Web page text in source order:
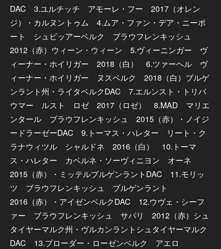
DAC 3.ユルチッチ アモーレ・フー 2017（オレン
ジ）・カルヌントゥム 4.ムア・ファン・デア・ニーポ
ート シュピッアーベルク ブラウフレンキッシュ
2012（赤）ウィーン・ウィーン 5.ヴィーニンガー ヴ
ィーナー・ホイリガー 2018（白） 6.ツァーヘル ヴ
ィーナー・ホイリガー ヌスベルク 2018（白）ブルゲ
ンラント州・ライタベルクDAC 7.エルンスト・トリバ
ウマー ルスト ロゼ 2017（ロゼ） 8.MAD マリエ
ンタール ブラウフレンキッシュ 2015（赤）・ノイジ
ードラーゼーDAC 9.トーマス・ハレター リート・ク
ラナウィツル シャルドネ 2016（白） 10.トーマ
ス・ハレター カベルネ・ソーヴィニヨン オーネ
2015（赤）・ミッテルブルゲンラントDAC 11.モリッ
ツ ブラウフレンキッシュ ブルゲンラント
2016（赤）・アイゼンベルクDAC 12.ウヴェ・シーフ
ァー ブラウフレンキッシュ サパリ 2012（赤）シュ
タイヤーマルク州・ヴルカンラントシュタイヤーマルク
DAC 13.プローダー・ローゼンベルク アエロ